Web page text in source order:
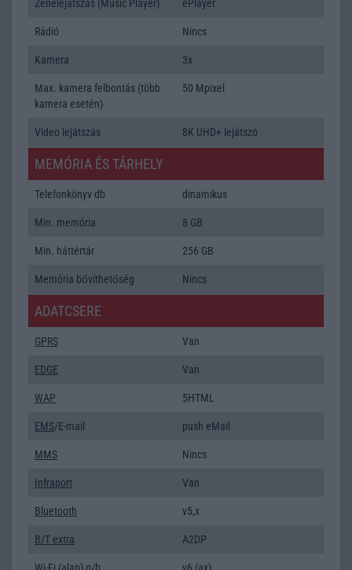
Zenelejátszás (Music Player) ePlayer
Rádió Nincs
Kamera 3x
Max. kamera felbontás (több
kamera esetén)
50 Mpixel
Video lejátszás 8K UHD+ lejátszó
MEMÓRIA ÉS TÁRHELY
Telefonkönyv db dinamikus
Min. memória 8 GB
Min. háttértár 256 GB
Memória bővíthetőség Nincs
ADATCSERE
GPRS Van
EDGE Van
WAP 5HTML
EMS/E-mail push eMail
MMS Nincs
Infraport Van
Bluetooth v5,x
B/T extra A2DP
Wi-Fi (alap) g/b v6 (ax)